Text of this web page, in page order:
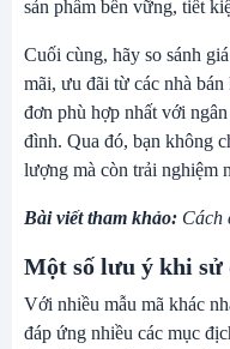
sản phẩm bền vững, tiết
Cuối cùng, hãy so sánh
mãi, ưu đãi từ các nhà
đơn phù hợp nhất với
đình. Qua đó, bạn không
lượng mà còn trải nghiệm
Bài viết tham khảo: Cách
Một số lưu ý khi sử
Với nhiều mẫu mã khác
đáp ứng nhiều các mục